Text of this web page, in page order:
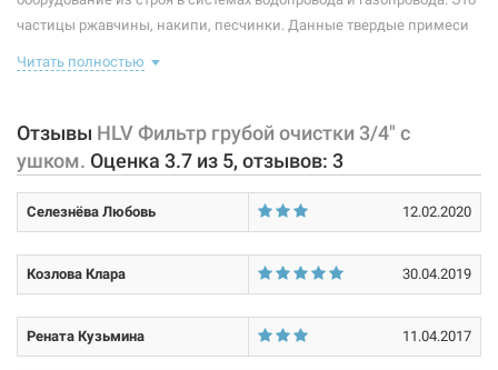
Нет в наличии
Нет в наличии
Тип подсоединения:
Размер ячеек сетки: 500 мкм
частицы ржавчины, накипи, песчинки. Данные твердые примеси
оборудование извне, а загрязнение каналов является одной из
Характеристики и конфигурация изделия, а также комплектация
товара могут изменяться производителем без уведомления. За
внесенные производителем изменения, магазин ответственности
не несет.
Читать полностью
Отзывы HLV Фильтр грубой очистки 3/4" с
ушком. Оценка 3.7 из 5, отзывов: 3
Селезнёва Любовь 12.02.2020
Козлова Клара 30.04.2019
Рената Кузьмина 11.04.2017